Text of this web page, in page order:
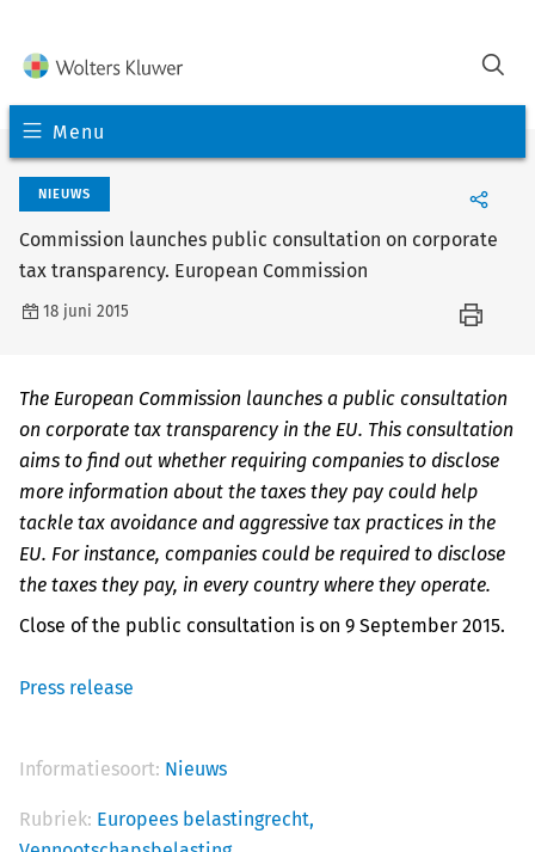
Menu
NIEUWS
Commission launches public consultation on corporate
tax transparency. European Commission
18 juni 2015
The European Commission launches a public consultation
on corporate tax transparency in the EU. This consultation
aims to find out whether requiring companies to disclose
more information about the taxes they pay could help
tackle tax avoidance and aggressive tax practices in the
EU. For instance, companies could be required to disclose
the taxes they pay, in every country where they operate.
Close of the public consultation is on 9 September 2015.
Press release
Informatiesoort: Nieuws
Rubriek: Europees belastingrecht,